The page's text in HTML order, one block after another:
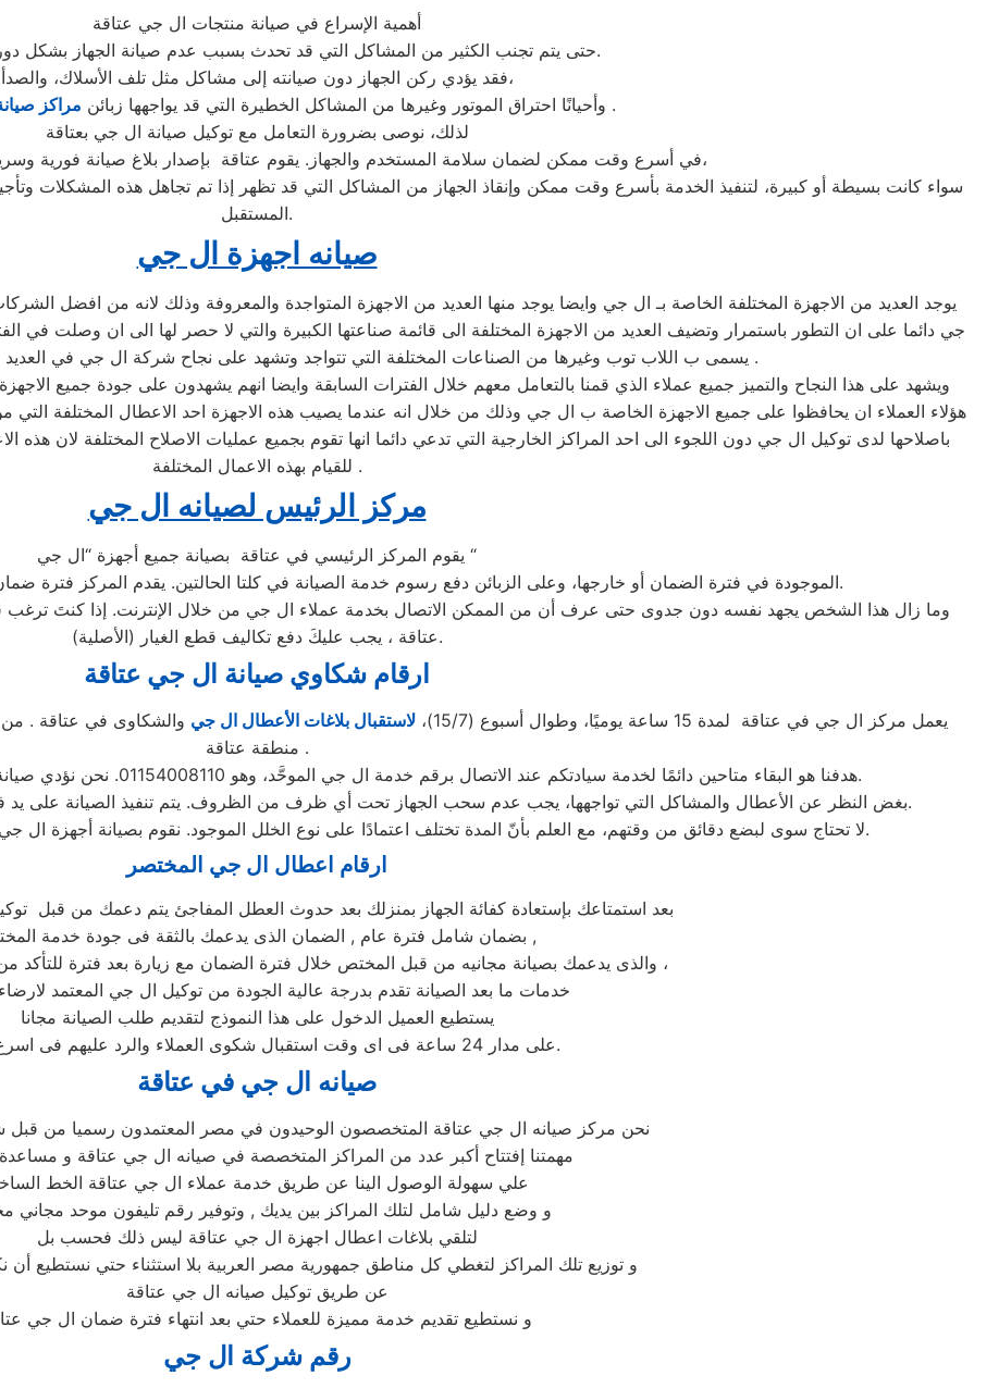
أهمية الإسراع في صيانة منتجات ال جي عتاقة
، حتى يتم تجنب الكثير من المشاكل التي قد تحدث بسبب عدم صيانة الجهاز بشكل دوري وصحيح.
فقد يؤدي ركن الجهاز دون صيانته إلى مشاكل مثل تلف الأسلاك، والصدأ،
وأحيانًا احتراق الموتور وغيرها من المشاكل الخطيرة التي قد يواجهها زبائن مراكز
عتاقة .
لذلك، نوصى بضرورة التعامل مع توكيل صيانة ال جي بعتاقة
في أسرع وقت ممكن لضمان سلامة المستخدم والجهاز. يقوم عتاقة بإصدار بلاغ صيانة فورية وسريعة في حال حدوث أي خلل،
سواء كانت بسيطة أو كبيرة، لتنفيذ الخدمة بأسرع وقت ممكن وإنقاذ الجهاز من المشاكل التي قد تظهر إذا تم تجاهل هذه المشكلات
المستقبل.
صيانه اجهزة ال جي
يوجد العديد من الاجهزة المختلفة الخاصة بـ ال جي وايضا يوجد منها العديد من الاجهزة المتواجدة والمعروفة وذلك لانه من افضل
جي دائما على ان التطور باستمرار وتضيف العديد من الاجهزة المختلفة الى قائمة صناعتها الكبيرة والتي لا حصر لها الى ان وصلت في
يسمى ب اللاب توب وغيرها من الصناعات المختلفة التي تتواجد وتشهد على نجاح شركة ال جي في العديد من الاجهزة التي تميزت بيها جروب .
ويشهد على هذا النجاح والتميز جميع عملاء الذي قمنا بالتعامل معهم خلال الفترات السابقة وايضا انهم يشهدون على جودة جميع
هؤلاء العملاء ان يحافظوا على جميع الاجهزة الخاصة ب ال جي وذلك من خلال انه عندما يصيب هذه الاجهزة احد الاعطال المختلفة التي
باصلاحها لدى توكيل ال جي دون اللجوء الى احد المراكز الخارجية التي تدعي دائما انها تقوم بجميع عمليات الاصلاح المختلفة لان هذه
للقيام بهذه الاعمال المختلفة .
مركز الرئيس لصيانه ال جي
يقوم المركز الرئيسي في عتاقة بصيانة جميع أجهزة “ال جي “
الموجودة في فترة الضمان أو خارجها، وعلى الزبائن دفع رسوم خدمة الصيانة في كلتا الحالتين. يقدم المركز فترة ضمان تصل إلى ١٢ شهرا على أجزاء الغيار والصيانة.
وما زال هذا الشخص يجهد نفسه دون جدوى حتى عرف أن من الممكن الاتصال بخدمة عملاء ال جي من خلال الإنترنت. إذا كنتَ
عتاقة ، يجب عليكَ دفع تكاليف قطع الغيار (الأصلية).
ارقام شكاوي صيانة ال جي عتاقة
يعمل مركز ال جي في عتاقة لمدة 15 ساعة يوميًا، وطوال أسبوع (15/7)، لاستقبال بلاغات الأعطال ال جي والشكاوى في عتاقة . من
منطقة عتاقة .
هدفنا هو البقاء متاحين دائمًا لخدمة سيادتكم عند الاتصال برقم خدمة ال جي الموحَّد، وهو 01154008110. نحن نؤدي صيانة لأي جهاز من جهزة ال جي في عتاقة بحضرتكم.
بغض النظر عن الأعطال والمشاكل التي تواجهها، يجب عدم سحب الجهاز تحت أي ظرف من الظروف. يتم تنفيذ الصيانة على يد فنيي ال جي في مدينة عتاقة بشكلٍ فوري عند حضورهم.
لا تحتاج سوى لبضع دقائق من وقتهم، مع العلم بأنّ المدة تختلف اعتمادًا على نوع الخلل الموجود. نقوم بصيانة أجهزة ال جي الموجودة في عتاقة فقط، ولا نبيع قطع الغيار لها.
ارقام اعطال ال جي المختصر
بعد استمتاعك بإستعادة كفائة الجهاز بمنزلك بعد حدوث العطل المفاجئ يتم دعمك من قبل
بضمان شامل فترة عام , الضمان الذى يدعمك بالثقة فى جودة خدمة المختص ,
والذى يدعمك بصيانة مجانيه من قبل المختص خلال فترة الضمان مع زيارة بعد فترة للتأكد من سلامه وكفائة الجهاز ،
خدمات ما بعد الصيانة تقدم بدرجة عالية الجودة من توكيل ال جي المعتمد لارضاء
يستطيع العميل الدخول على هذا النموذج لتقديم طلب الصيانة مجانا
على مدار 24 ساعة فى اى وقت استقبال شكوى العملاء والرد عليهم فى اسرع وقت.
صيانه ال جي في عتاقة
نحن مركز صيانه ال جي عتاقة المتخصصون الوحيدون في مصر المعتمدون رسميا من
مهمتنا إفتتاح أكبر عدد من المراكز المتخصصة في صيانه ال جي عتاقة و مساعدة
علي سهولة الوصول الينا عن طريق خدمة عملاء ال جي عتاقة الخط
و وضع دليل شامل لتلك المراكز بين يديك , وتوفير رقم تليفون موحد مجاني
لتلقي بلاغات اعطال اجهزة ال جي عتاقة ليس ذلك فحسب بل
و توزيع تلك المراكز لتغطي كل مناطق جمهورية مصر العربية بلا استثناء حتي نستطيع أن
عن طريق توكيل صيانه ال جي عتاقة
و نستطيع تقديم خدمة مميزة للعملاء حتي بعد انتهاء فترة ضمان ال جي
رقم شركة ال جي